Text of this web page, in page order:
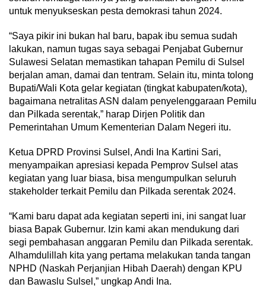
untuk menyukseskan pesta demokrasi tahun 2024.
“Saya pikir ini bukan hal baru, bapak ibu semua sudah
lakukan, namun tugas saya sebagai Penjabat Gubernur
Sulawesi Selatan memastikan tahapan Pemilu di Sulsel
berjalan aman, damai dan tentram. Selain itu, minta tolong
Bupati/Wali Kota gelar kegiatan (tingkat kabupaten/kota),
bagaimana netralitas ASN dalam penyelenggaraan Pemilu
dan Pilkada serentak,” harap Dirjen Politik dan
Pemerintahan Umum Kementerian Dalam Negeri itu.
Ketua DPRD Provinsi Sulsel, Andi Ina Kartini Sari,
menyampaikan apresiasi kepada Pemprov Sulsel atas
kegiatan yang luar biasa, bisa mengumpulkan seluruh
stakeholder terkait Pemilu dan Pilkada serentak 2024.
“Kami baru dapat ada kegiatan seperti ini, ini sangat luar
biasa Bapak Gubernur. Izin kami akan mendukung dari
segi pembahasan anggaran Pemilu dan Pilkada serentak.
Alhamdulillah kita yang pertama melakukan tanda tangan
NPHD (Naskah Perjanjian Hibah Daerah) dengan KPU
dan Bawaslu Sulsel,” ungkap Andi Ina.